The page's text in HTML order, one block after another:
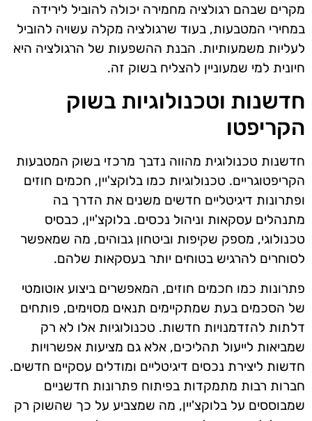
מקרים שבהם רגולציה מחמירה יכולה להוביל לירידה
במחירי המטבעות, בעוד שרגולציה מקלה עשויה להוביל
לעליות משמעותיות. הבנת ההשפעות של הרגולציה היא
חיונית למי שמעוניין להצליח בשוק זה.
חדשנות וטכנולוגיות בשוק
הקריפטו
חדשנות טכנולוגית מהווה נדבך מרכזי בשוק המטבעות
הקריפטוגריים. טכנולוגיות כמו בלוקצ'יין, חכמים חוזים
ופתרונות דיגיטליים חדשים משנים את הדרך בה
מתנהלים עסקאות וניהול נכסים. בלוקצ'יין, כבסיס
טכנולוגי, מספק שקיפות וביטחון גבוהים, מה שמאפשר
לסוחרים להרגיש בטוחים יותר בעסקאות שלהם.
פתרונות כמו חכמים חוזים, המאפשרים ביצוע אוטומטי
של הסכמים בעת שמתקיימים תנאים מסוימים, פותחים
דלתות להזדמנויות חדשות. טכנולוגיות אלו לא רק
שמביאות לייעול תהליכים, אלא גם מציעות אפשרויות
חדשות ליצירת נכסים דיגיטליים ומודלים עסקיים חדשים.
חברות רבות מתמקדות בפיתוח פתרונות חדשניים
שמבוססים על בלוקצ'יין, מה שמצביע על כך שהשוק רק